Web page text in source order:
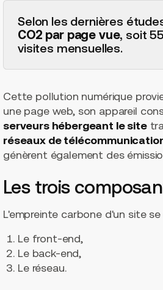
Selon les dernières
CO2 par page vue, soit
visites mensuelles.
Cette pollution numérique
une page web, son appareil
serveurs hébergeant le site
réseaux de
génèrent également des
Les trois
L'empreinte carbone d'un site
Le front-end,
Le back-end,
Le réseau.